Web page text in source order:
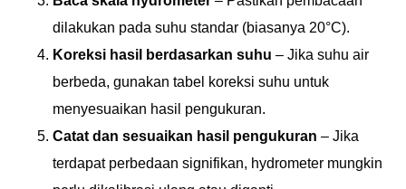
dilakukan pada suhu standar (biasanya 20°C).
Koreksi hasil berdasarkan suhu – Jika suhu air
berbeda, gunakan tabel koreksi suhu untuk
menyesuaikan hasil pengukuran.
Catat dan sesuaikan hasil pengukuran – Jika
terdapat perbedaan signifikan, hydrometer mungkin